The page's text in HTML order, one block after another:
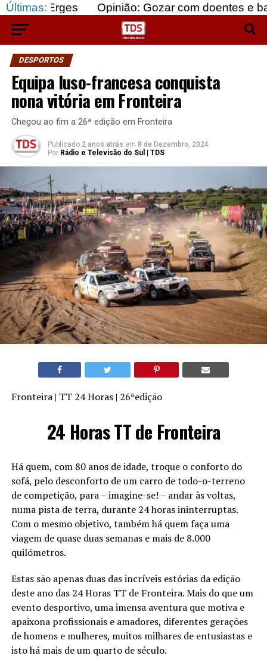
Últimas:Opinião: Gozar com doentes e bajular os
DESPORTOS
Equipa luso-francesa conquista
nona vitória em Fronteira
Chegou ao fim a 26ª edição em Fronteira
Publicado 2 anos atrás em 8 de Dezembro, 2024
Por Rádio e Televisão do Sul | TDS
Fronteira | TT 24 Horas | 26ªedição
24 Horas TT de Fronteira
Há quem, com 80 anos de idade, troque o conforto do
sofá, pelo desconforto de um carro de todo-o-terreno
de competição, para – imagine-se! – andar às voltas,
numa pista de terra, durante 24 horas ininterruptas.
Com o mesmo objetivo, também há quem faça uma
viagem de quase duas semanas e mais de 8.000
quilómetros.
Estas são apenas duas das incríveis estórias da edição
deste ano das 24 Horas TT de Fronteira. Mais do que um
evento desportivo, uma imensa aventura que motiva e
apaixona profissionais e amadores, diferentes gerações
de homens e mulheres, muitos milhares de entusiastas e
isto há mais de um quarto de século.